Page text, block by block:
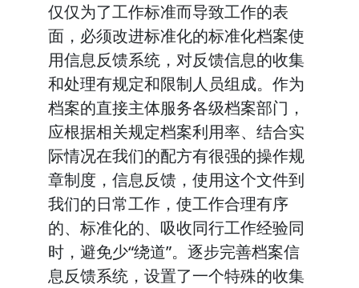
仅仅为了工作标准而导致工作的表
面，必须改进标准化的标准化档案使
用信息反馈系统，对反馈信息的收集
和处理有规定和限制人员组成。作为
档案的直接主体服务各级档案部门，
应根据相关规定档案利用率、结合实
际情况在我们的配方有很强的操作规
章制度，信息反馈，使用这个文件到
我们的日常工作，使工作合理有序
的、标准化的、吸收同行工作经验同
时，避免少“绕道”。逐步完善档案信
息反馈系统，设置了一个特殊的收集